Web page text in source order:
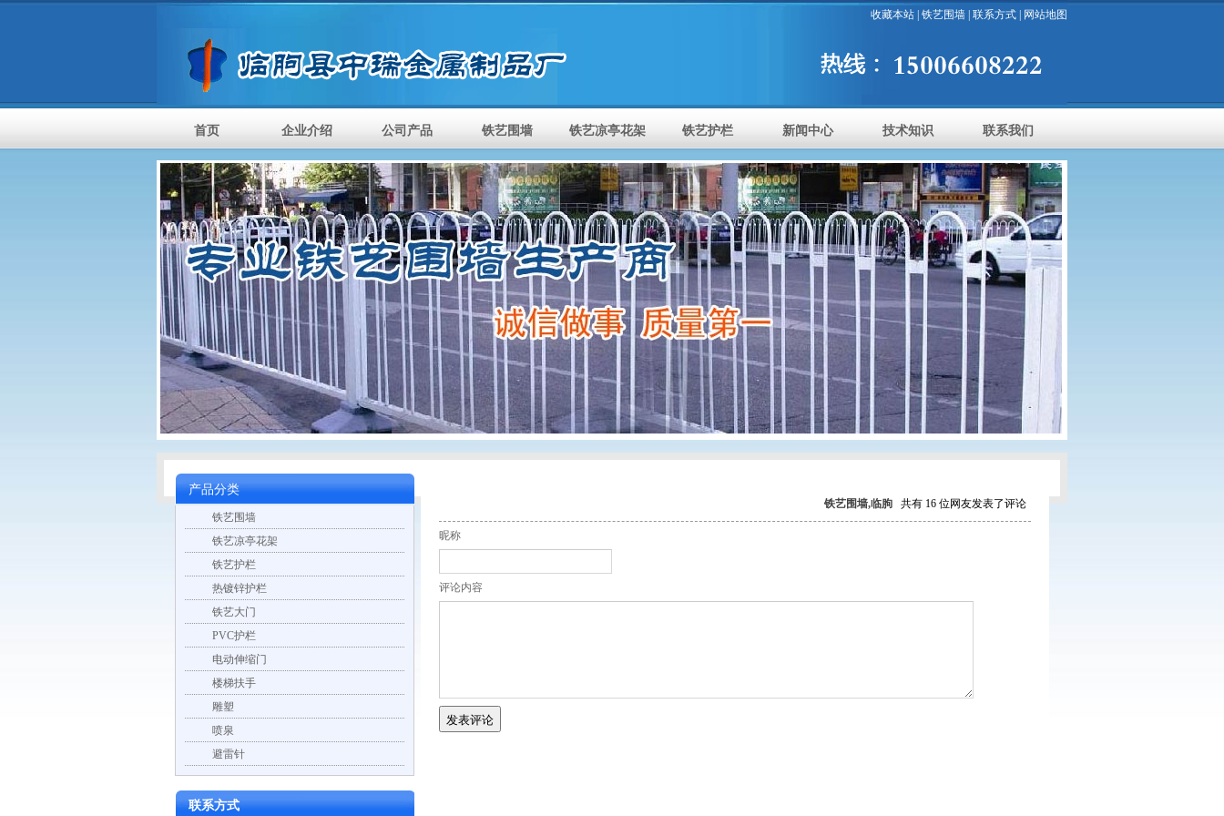
收藏本站 铁艺围墙 联系方式 网站地图
首页 企业介绍 公司产品 铁艺围墙 铁艺凉亭花架 铁艺护栏 新闻中心 技术知识 联系我们
产品分类
铁艺围墙
铁艺凉亭花架
铁艺护栏
热镀锌护栏
铁艺大门
PVC护栏
电动伸缩门
楼梯扶手
雕塑
喷泉
避雷针
联系方式
铁艺围墙,临朐 共有 16 位网友发表了评论
昵称
评论内容